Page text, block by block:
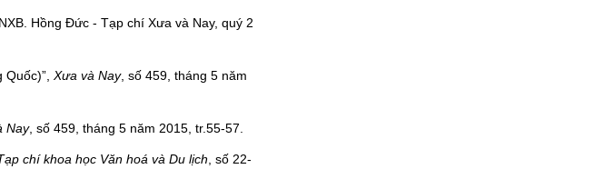
NXB. Hồng Đức - Tạp chí Xưa và Nay, quý 2
Xưa và Nay, số 459, tháng 5 năm
Nay, số 459, tháng 5 năm 2015, tr.55-57.
chí khoa học Văn hoá và Du lịch , số 22-